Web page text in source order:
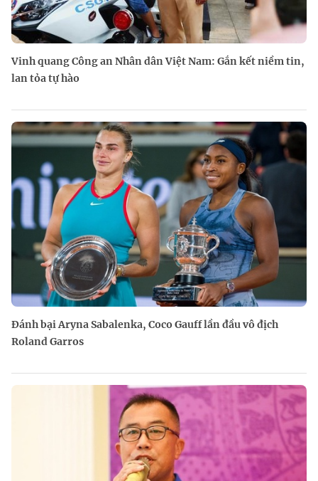
Vinh quang Công an Nhân dân Việt Nam: Gắn kết niềm tin,
lan tỏa tự hào
Đánh bại Aryna Sabalenka, Coco Gauff lần đầu vô địch
Roland Garros